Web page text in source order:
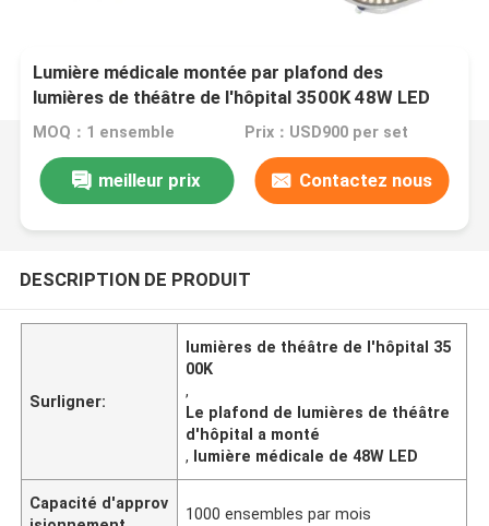
Lumière médicale montée par plafond des
lumières de théâtre de l'hôpital 3500K 48W LED
MOQ：1 ensemble Prix：USD900 per set
meilleur prix Contactez nous
DESCRIPTION DE PRODUIT
Surligner:
lumières de théâtre de l'hôpital 35
00K
,
Le plafond de lumières de théâtre
d'hôpital a monté
, lumière médicale de 48W LED
Capacité d'approv
1000 ensembles par mois